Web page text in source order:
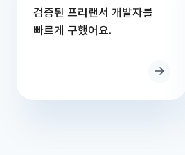
검증된 프리랜서 개발자를
빠르게 구했어요.